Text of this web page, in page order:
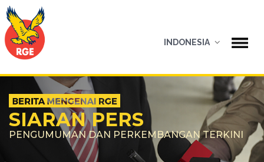
INDONESIA
SIARAN PERS
PENGUMUMAN DAN PERKEMBANGAN TERKINI